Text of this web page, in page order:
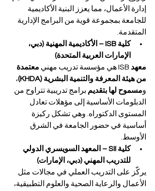
إدارة الأعمال، مما يعزز البنية الأكاديمية
للجامعة بمجموعة قوية من البرامج الإدارية
المتقدمة.
كلية ISB – الأكاديمية المهنية (دبي،
الإمارات العربية المتحدة)
معهد ISB هي مؤسسة تدريب مهني
معتمدة
من هيئة المعرفة والتنمية البشرية (KHDA)
،
ومسموح لها بتقديم برامج تدريبية تتراوح من
الدبلومات الأساسية إلى مؤهلات تعادل
المستوى الدكتوراه. وهي تشكل ركيزة
أساسية في حضور الجامعة في الشرق
الأوسط.
كلية SII – المعهد السويسري الدولي
للتدريب المهني (دبي، الإمارات)
يركّز على التدريب العملي في مجالات مثل
الأعمال والرعاية الصحية والعلوم التطبيقية،